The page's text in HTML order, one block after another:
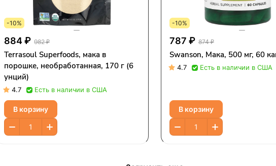
-10%
884 ₽ 982 ₽
Terrasoul Superfoods, мака в
порошке, необработанная, 170 г (6
унций)
4.7 Есть в наличии в США
В корзину
-10%
787 ₽ 874 ₽
Swanson, Мака, 500 мг, 60
4.7 Есть в наличии в США
В корзину